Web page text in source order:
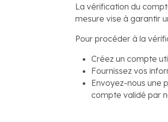
La vérification du
mesure vise à garantir
Pour procéder à la
Créez un compte
Fournissez vos
Envoyez-nous une
compte validé par